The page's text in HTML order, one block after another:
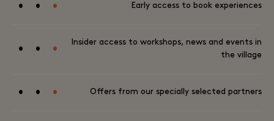
Early access to book experiences
•
•
•
Insider access to workshops, news and events in
the village
•
•
•
Offers from our specially selected partners
•
•
•